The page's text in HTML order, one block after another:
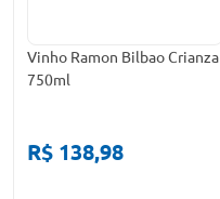
Vinho Ramon Bilbao Crianza
750ml
R$ 138,98